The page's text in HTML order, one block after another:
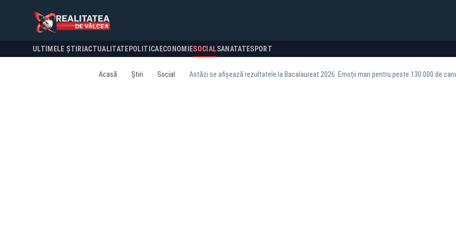
ULTIMELE ȘTIRI ACTUALITATE POLITICA ECONOMIESOCIALSANATATESPORT
Acasă Știri Social Astăzi se afișează rezultatele la Bacalaureat 2026. Emoții mari pentru peste 130.000 de